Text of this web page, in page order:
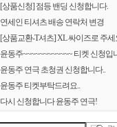
[상품신청] 점등 밴딩 신청합니다.
연세인 티셔츠 배송 연락처 변경
[상품교환-T셔츠] XL 싸이즈로 주세
윤동주~~~~~~~~~~~~ 티켓 신청입
윤동주 연극 초청권 신청합니다..
윤동주 티켓부탁드려요..
다시 신청합니다 윤동주 연극!